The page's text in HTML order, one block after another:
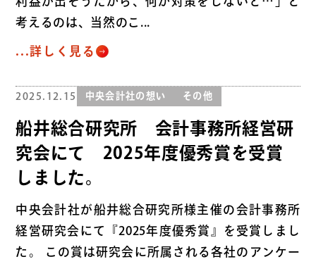
考えるのは、当然のこ...
...詳しく見る
2025.12.15 中央会計社の想い その他
船井総合研究所 会計事務所経営研
究会にて 2025年度優秀賞を受賞
しました。
中央会計社が船井総合研究所様主催の会計事務所
経営研究会にて『2025年度優秀賞』を受賞しまし
た。 この賞は研究会に所属される各社のアンケー